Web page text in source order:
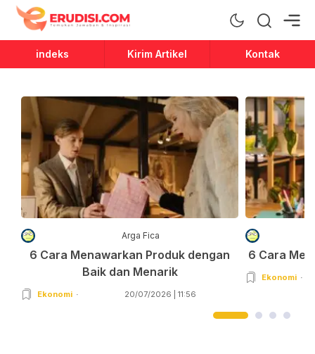
Erudisi
Temukan Jawaban dan Inspirasi
indeks Kirim Artikel Kontak
Arga Fica
6 Cara Menawarkan Produk dengan
Baik dan Menarik
Ekonomi 20/07/2026 | 11:56
6 Cara
Ekonomi